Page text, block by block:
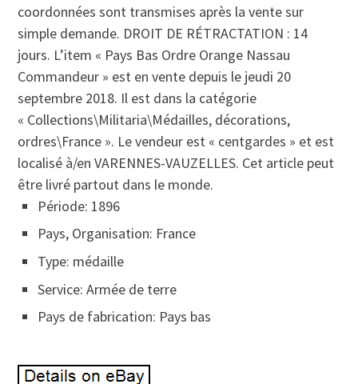
coordonnées sont transmises après la vente sur
simple demande. DROIT DE RÉTRACTATION : 14
jours. L’item « Pays Bas Ordre Orange Nassau
Commandeur » est en vente depuis le jeudi 20
septembre 2018. Il est dans la catégorie
« Collections\Militaria\Médailles, décorations,
ordres\France ». Le vendeur est « centgardes » et est
localisé à/en VARENNES-VAUZELLES. Cet article peut
être livré partout dans le monde.
Période: 1896
Pays, Organisation: France
Type: médaille
Service: Armée de terre
Pays de fabrication: Pays bas